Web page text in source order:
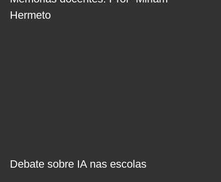
Hermeto
Debate sobre IA nas escolas